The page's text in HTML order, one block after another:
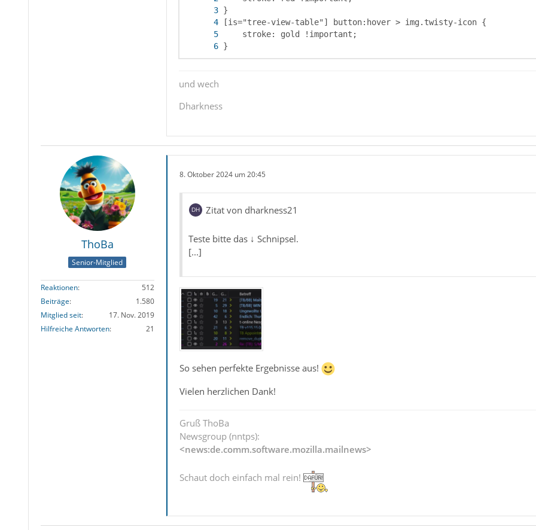
}
und wech
Dharkness
ThoBa
Senior-Mitglied
Reaktionen
512
Beiträge
1.580
Mitglied seit
17. Nov. 2019
Hilfreiche Antworten
21
8. Oktober 2024 um 20:45
Zitat von dharkness21
Teste bitte das ↓ Schnipsel.
[...]
So sehen perfekte Ergebnisse aus!
Vielen herzlichen Dank!
Gruß ThoBa
Newsgroup (nntps):
<news:de.comm.software.mozilla.mailnews>
Schaut doch einfach mal rein!